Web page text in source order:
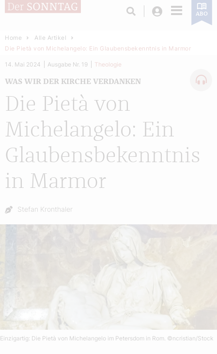
Login ABO
Home
Alle Artikel
Die Pietà von Michelangelo: Ein Glaubensbekenntnis in Marmor
Die Pietà von
Michelangelo: Ein
Glaubensbekenntnis
in Marmor
WAS WIR DER KIRCHE VERDANKEN
14. Mai 2024 Ausgabe Nr. 19 Theologie
Autor:
Stefan Kronthaler
Einzigartig: Die Pietà von Michelangelo im Petersdom in Rom. ©ncristian/Stock